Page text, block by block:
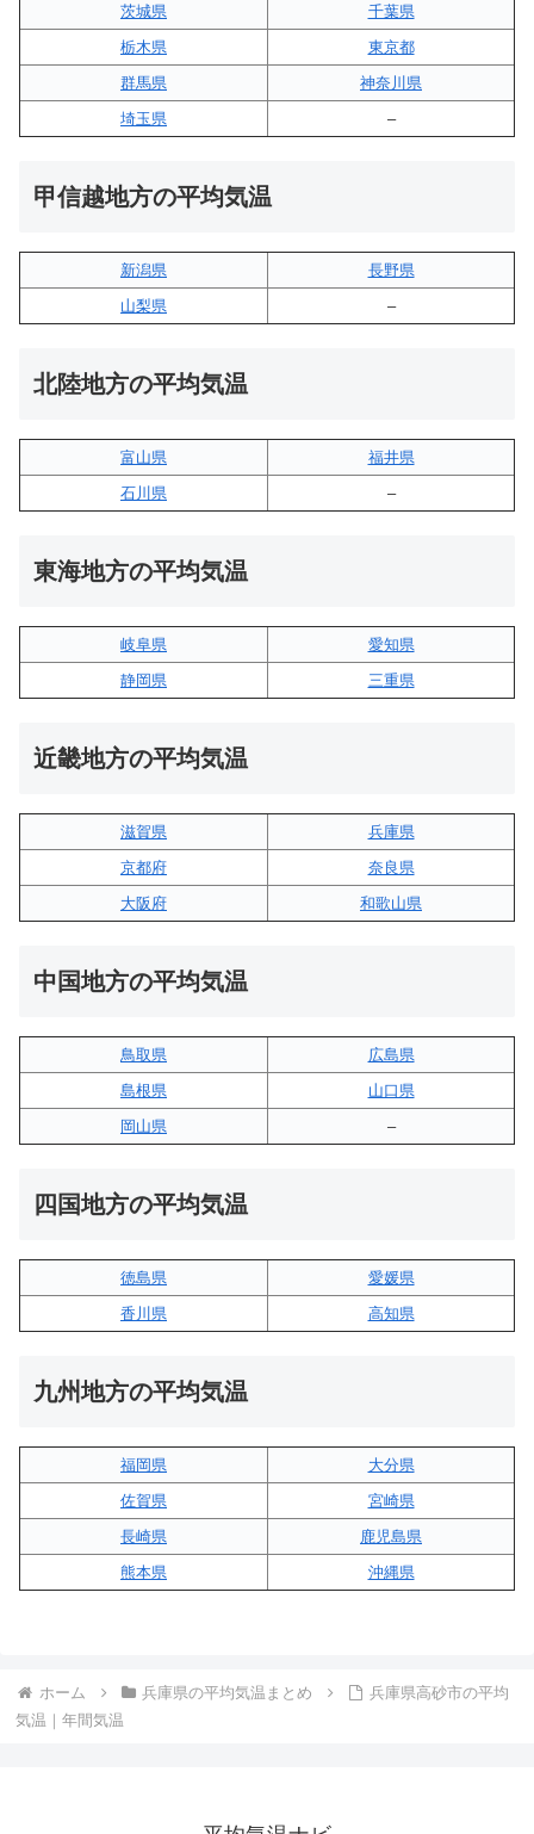
茨城県
千葉県
栃木県
東京都
群馬県
神奈川県
埼玉県
–
甲信越地方の平均気温
新潟県
長野県
山梨県
–
北陸地方の平均気温
富山県
福井県
石川県
–
東海地方の平均気温
岐阜県
愛知県
静岡県
三重県
近畿地方の平均気温
滋賀県
兵庫県
京都府
奈良県
大阪府
和歌山県
中国地方の平均気温
鳥取県
広島県
島根県
山口県
岡山県
–
四国地方の平均気温
徳島県
愛媛県
香川県
高知県
九州地方の平均気温
福岡県
大分県
佐賀県
宮崎県
長崎県
鹿児島県
熊本県
沖縄県
ホーム 兵庫県の平均気温まとめ
兵庫県高砂市の平均
気温｜年間気温